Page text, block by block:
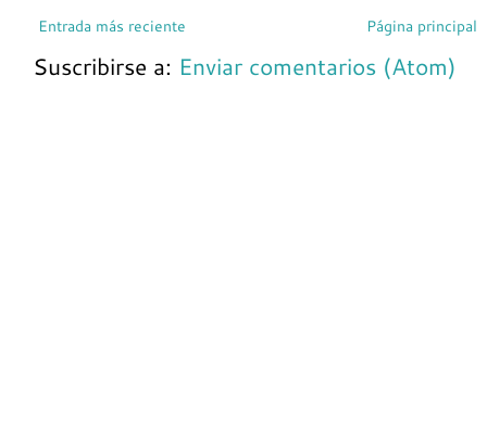
Entrada más reciente Página principal
Suscribirse a: Enviar comentarios (Atom)